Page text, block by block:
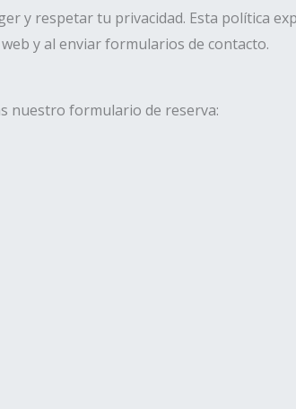
y respetar tu privacidad. Esta política
y al enviar formularios de contacto.
nuestro formulario de reserva: